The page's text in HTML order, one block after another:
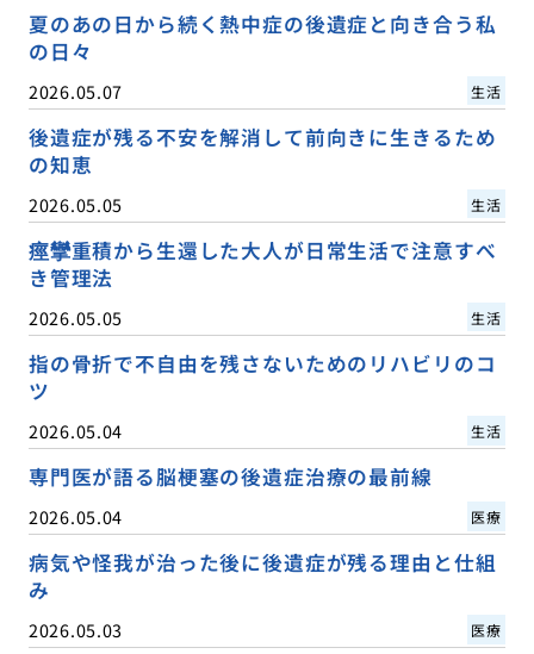
夏のあの日から続く熱中症の後遺症と向き合う私
の日々
2026.05.07 生活
後遺症が残る不安を解消して前向きに生きるため
の知恵
2026.05.05 生活
痙攣重積から生還した大人が日常生活で注意すべ
き管理法
2026.05.05 生活
指の骨折で不自由を残さないためのリハビリのコ
ツ
2026.05.04 生活
専門医が語る脳梗塞の後遺症治療の最前線
2026.05.04 医療
病気や怪我が治った後に後遺症が残る理由と仕組
み
2026.05.03 医療